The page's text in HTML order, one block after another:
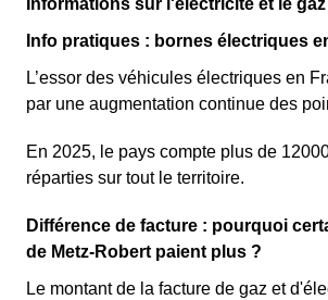
Informations sur l'électricité et le
Info pratiques : bornes électriques
L’essor des véhicules électriques en
par une augmentation continue des
En 2025, le pays compte plus de
réparties sur tout le territoire.
Différence de facture : pourquoi
de Metz-Robert paient plus ?
Le montant de la facture de gaz et